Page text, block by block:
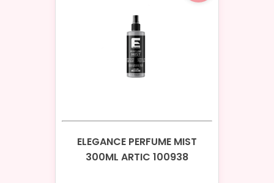
ELEGANCE PERFUME MIST
300ML ARTIC 100938